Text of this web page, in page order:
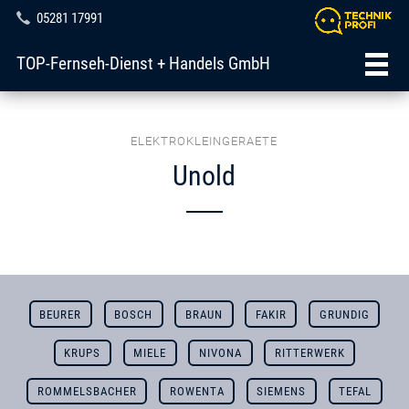
05281 17991
TOP-Fernseh-Dienst + Handels GmbH
ELEKTROKLEINGERAETE
Unold
BEURER BOSCH BRAUN FAKIR GRUNDIG
KRUPS MIELE NIVONA RITTERWERK
ROMMELSBACHER ROWENTA SIEMENS TEFAL